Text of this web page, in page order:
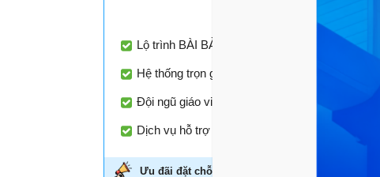
CAM KẾT cùng 2k8 ĐỖ
Lộ trình BÀI BẢN - TỐI ƯU - CHUYÊN BIỆT
Hệ thống trọn gói đầy đủ kiến thức theo sơ đồ
Đội ngũ giáo viên luyện thi nổi tiếng với 17+
Dịch vụ hỗ trợ học tập đồng hành xuyên suốt
Ưu đãi đặt chỗ sớm - Áp dụng